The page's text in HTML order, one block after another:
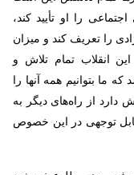
را او تأیید کند،
را تعریف کند و میزان
انقلاب تمام تلاش و
ما بتوانیم همه آنها را
دارد از راه‌های دیگر به
توجهی در این خصوص